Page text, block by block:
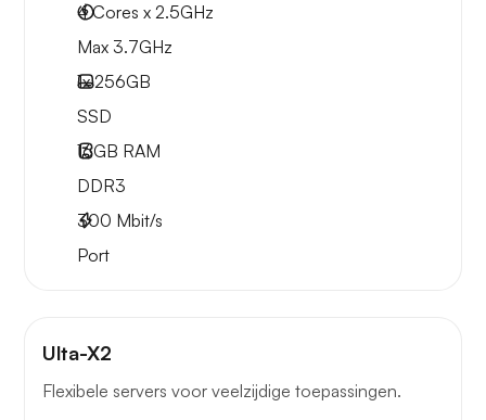
4 Cores x 2.5GHz
Max 3.7GHz
1x256GB
SSD
16GB RAM
DDR3
300 Mbit/s
Port
Ulta-X2
Flexibele servers voor veelzijdige toepassingen.